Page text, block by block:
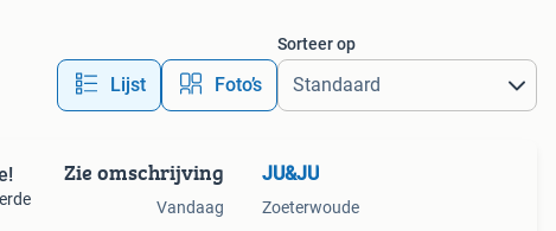
Lijst Foto’s
Sorteer op
Zie omschrijving
Vandaag
JU&JU
Zoeterwoude